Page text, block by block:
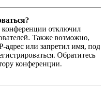
отключил
Также возможно,
адрес или запретил имя, под
Обратитесь
конференции.